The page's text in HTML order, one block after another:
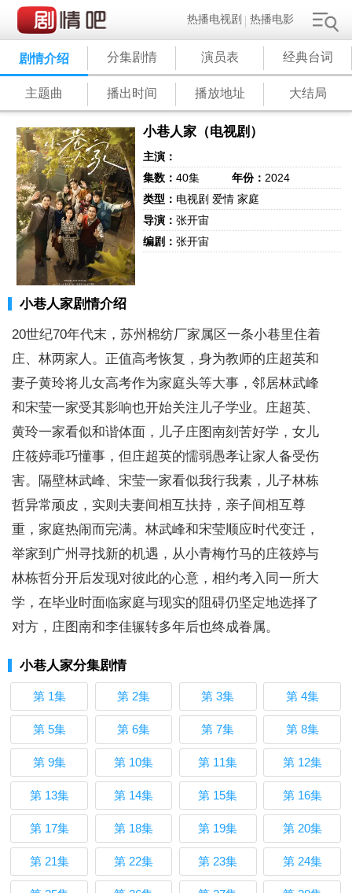
热播电视剧 热播电影
剧情介绍 分集剧情 演员表 经典台词
主题曲 播出时间 播放地址 大结局
小巷人家（电视剧）
主演：
集数：40集 年份： 2024
类型： 电视剧 爱情 家庭
导演：张开宙
编剧：张开宙
小巷人家剧情介绍
20世纪70年代末，苏州棉纺厂家属区一条小巷里住着
庄、林两家人。正值高考恢复，身为教师的庄超英和
妻子黄玲将儿女高考作为家庭头等大事，邻居林武峰
和宋莹一家受其影响也开始关注儿子学业。庄超英、
黄玲一家看似和谐体面，儿子庄图南刻苦好学，女儿
庄筱婷乖巧懂事，但庄超英的懦弱愚孝让家人备受伤
害。隔壁林武峰、宋莹一家看似我行我素，儿子林栋
哲异常顽皮，实则夫妻间相互扶持，亲子间相互尊
重，家庭热闹而完满。林武峰和宋莹顺应时代变迁，
举家到广州寻找新的机遇，从小青梅竹马的庄筱婷与
林栋哲分开后发现对彼此的心意，相约考入同一所大
学，在毕业时面临家庭与现实的阻碍仍坚定地选择了
对方，庄图南和李佳辗转多年后也终成眷属。
小巷人家分集剧情
第 1集 第 2集 第 3集 第 4集
第 5集 第 6集 第 7集 第 8集
第 9集 第 10集 第 11集 第 12集
第 13集 第 14集 第 15集 第 16集
第 17集 第 18集 第 19集 第 20集
第 21集 第 22集 第 23集 第 24集